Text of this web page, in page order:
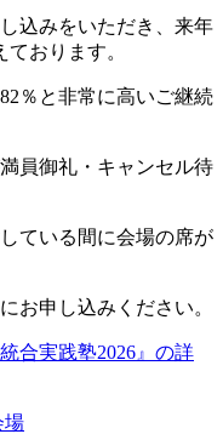
込みをいただき、来年
おります。
％と非常に高いご継続
員御礼・キャンセル待
ている間に会場の席が
お申し込みください。
合実践塾2026』の詳
場